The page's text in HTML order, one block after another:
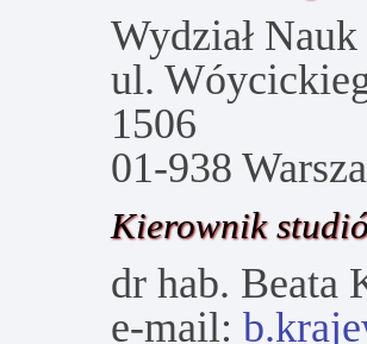
Wydział
ul.
1506
01-938
Kierownik
dr hab. Beata
e-mail: